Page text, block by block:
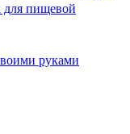
пищевой
руками